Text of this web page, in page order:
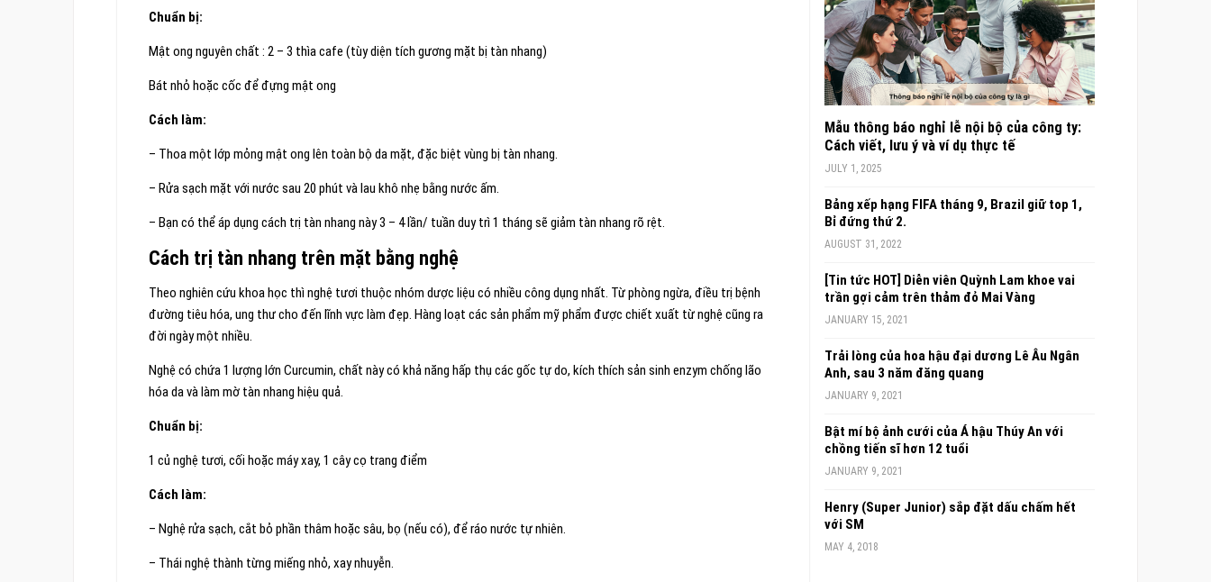
Chuẩn bị:
Mật ong nguyên chất : 2 – 3 thìa cafe (tùy diện tích gương mặt bị tàn nhang)
Bát nhỏ hoặc cốc để đựng mật ong
Cách làm:
– Thoa một lớp mỏng mật ong lên toàn bộ da mặt, đặc biệt vùng bị tàn nhang.
– Rửa sạch mặt với nước sau 20 phút và lau khô nhẹ bằng nước ấm.
– Bạn có thể áp dụng cách trị tàn nhang này 3 – 4 lần/ tuần duy trì 1 tháng sẽ giảm tàn nhang rõ rệt.
Cách trị tàn nhang trên mặt bằng nghệ
Theo nghiên cứu khoa học thì nghệ tươi thuộc nhóm dược liệu có nhiều công dụng nhất. Từ phòng ngừa, điều trị bệnh
đường tiêu hóa, ung thư cho đến lĩnh vực làm đẹp. Hàng loạt các sản phẩm mỹ phẩm được chiết xuất từ nghệ cũng ra
đời ngày một nhiều.
Nghệ có chứa 1 lượng lớn Curcumin, chất này có khả năng hấp thụ các gốc tự do, kích thích sản sinh enzym chống lão
hóa da và làm mờ tàn nhang hiệu quả.
Chuẩn bị:
1 củ nghệ tươi, cối hoặc máy xay, 1 cây cọ trang điểm
Cách làm:
– Nghệ rửa sạch, cắt bỏ phần thâm hoặc sâu, bọ (nếu có), để ráo nước tự nhiên.
– Thái nghệ thành từng miếng nhỏ, xay nhuyễn.
Mẫu thông báo nghỉ lễ nội bộ của công ty:
Cách viết, lưu ý và ví dụ thực tế
JULY 1, 2025
Bảng xếp hạng FIFA tháng 9, Brazil giữ top 1,
Bỉ đứng thứ 2.
AUGUST 31, 2022
[Tin tức HOT] Diễn viên Quỳnh Lam khoe vai
trần gợi cảm trên thảm đỏ Mai Vàng
JANUARY 15, 2021
Trải lòng của hoa hậu đại dương Lê Âu Ngân
Anh, sau 3 năm đăng quang
JANUARY 9, 2021
Bật mí bộ ảnh cưới của Á hậu Thúy An với
chồng tiến sĩ hơn 12 tuổi
JANUARY 9, 2021
Henry (Super Junior) sắp đặt dấu chấm hết
với SM
MAY 4, 2018